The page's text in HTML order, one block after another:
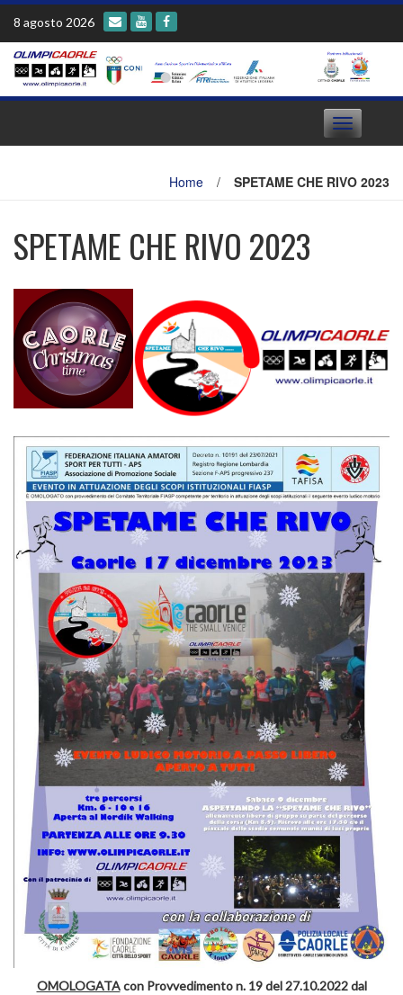
Skip
content
8 agosto 2026
Toggle
navigation
Home / SPETAME CHE RIVO 2023
SPETAME CHE RIVO 2023
OMOLOGATAcon Provvedimento n. 19 del 27.10.2022 dal